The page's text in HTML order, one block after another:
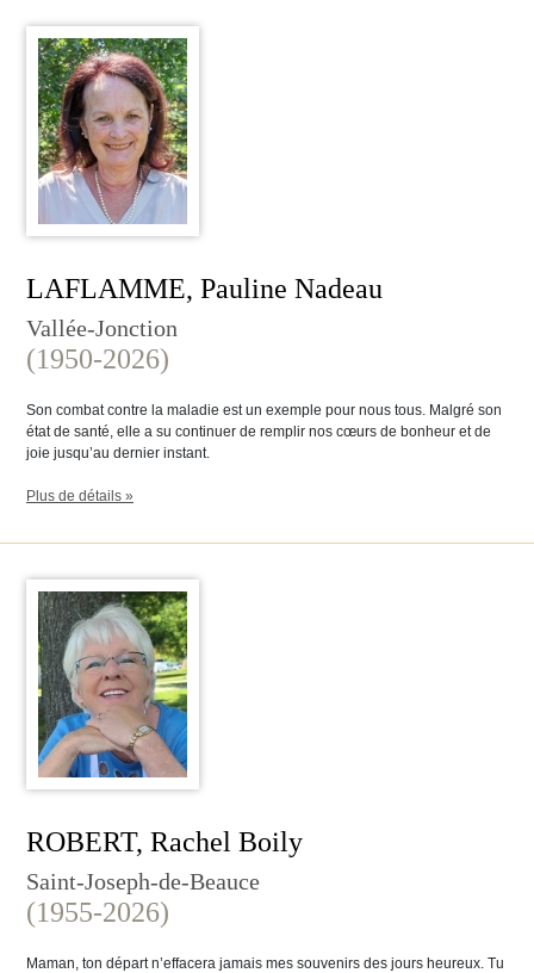
LAFLAMME, Pauline Nadeau
Vallée-Jonction
(1950-2026)
Son combat contre la maladie est un exemple pour nous tous. Malgré son
état de santé, elle a su continuer de remplir nos cœurs de bonheur et de
joie jusqu’au dernier instant.
Plus de détails »
ROBERT, Rachel Boily
Saint-Joseph-de-Beauce
(1955-2026)
Maman, ton départ n’effacera jamais mes souvenirs des jours heureux. Tu